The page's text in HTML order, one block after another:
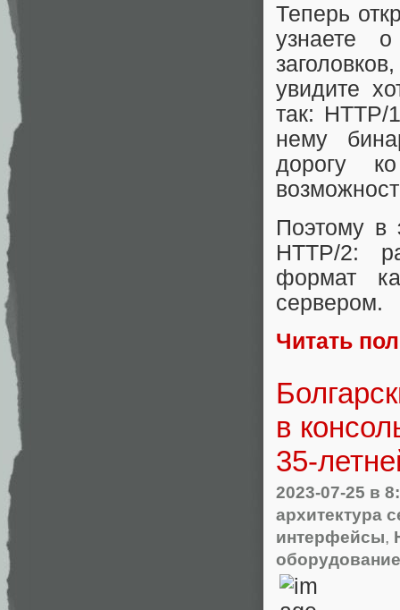
Теперь
узнаете
увидите
так: HTTP/
нему
дорогу
Поэтому в
HTTP/2:
формат
сервером.
Читать
в
35-
2023-07-25 в
архитектура
интерфейсы,
оборудование